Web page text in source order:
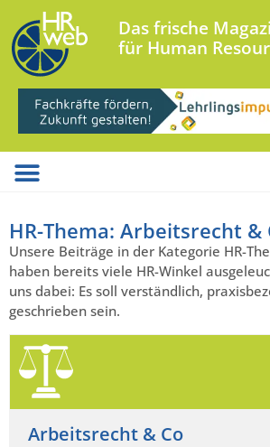
Das frische
für Human
HR-Thema: Arbeitsrecht &
Unsere Beiträge in der Kategorie HR-
haben bereits viele HR-Winkel
uns dabei: Es soll verständlich,
geschrieben sein.
Arbeitsrecht & Co